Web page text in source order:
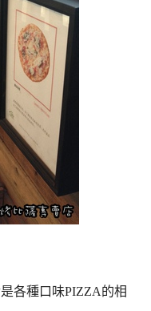
各種口味PIZZA的相